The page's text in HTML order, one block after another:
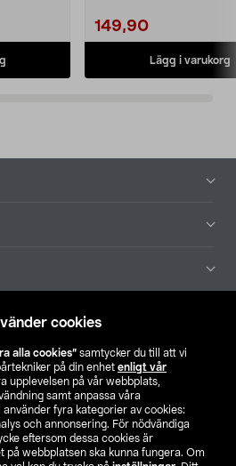
cookies
alla cookies” samtycker du till att vi
på din enhet enligt vår
upplevelsen på vår webbplats,
samt anpassa våra
fyra kategorier av cookies:
och annonsering. För nödvändiga
eftersom dessa cookies är
på webbplatsen ska kunna fungera. Om
149,90
Lägg i varukorg
Hitta butik
NO FI